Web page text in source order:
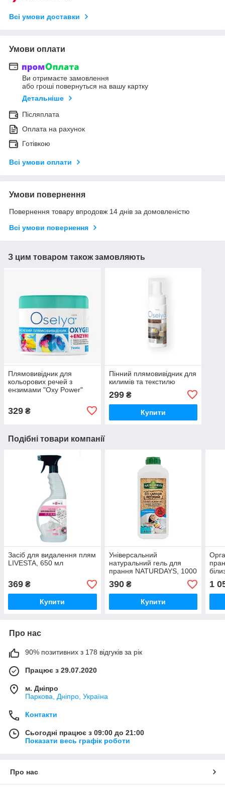
Всі умови доставки
Умови оплати
Ви отримаєте замовлення
або гроші повернуться на вашу картку
Детальніше
Післяплата
Оплата на рахунок
Готівкою
Всі умови оплати
Умови повернення
Повернення товару впродовж 14 днів за домовленістю
Всі умови повернення
З цим товаром також замовляють
Плямовивідник для
кольорових речей з
ензимами "Oxy Power"
329 ₴
Пінний плямовивідник для
килимів та текстилю
299₴
Купити
Подібні товари компанії
Засіб для видалення плям
LIVESTA, 650 мл
369 ₴
Купити
Універсальний
натуральний гель для
прання NATURDAYS, 1000
мл
390₴
Купити
1
Про нас
90% позитивних з 178 відгуків за рік
Працює з 29.07.2020
м. Дніпро
Паркова, Дніпро, Україна
Контакти
Сьогодні працює з 09:00 до 21:00
Показати весь графік роботи
Про нас